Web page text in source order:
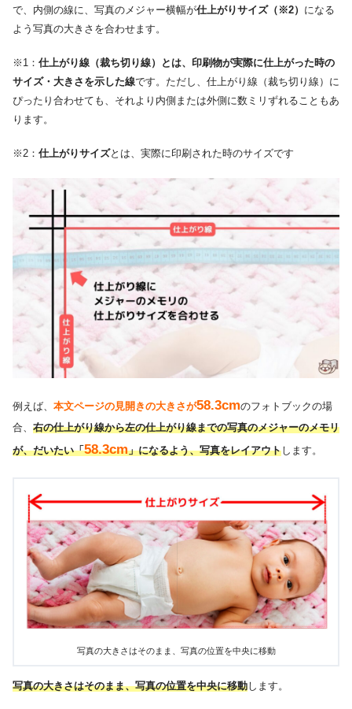
で、内側の線に、写真のメジャー横幅が仕上がりサイズ（※2） になる
よう写真の大きさを合わせます。
※1： 仕上がり線（裁ち切り線）とは、印刷物が実際に仕上がった時の
サイズ・大きさを示した線です。ただし、仕上がり線（裁ち切り線）に
ぴったり合わせても、それより内側または外側に数ミリずれることもあ
ります。
※2： 仕上がりサイズとは、実際に印刷された時のサイズです
例えば、 本文ページの見開きの大きさが58.3cmのフォトブックの場
合、 右の仕上がり線から左の仕上がり線までの写真のメジャーのメモリ
が、だいたい「58.3cm」になるよう、写真をレイアウトします。
写真の大きさはそのまま、写真の位置を中央に移動
写真の大きさはそのまま、写真の位置を中央に移動します。